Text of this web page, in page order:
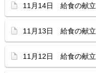
11月14日 給食の献立
11月13日 給食の献立
11月12日 給食の献立